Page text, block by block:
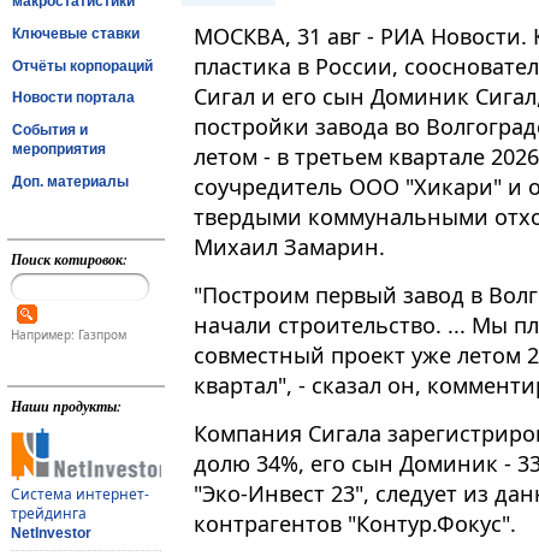
Ключевые ставки
Отчёты корпораций
Новости портала
События и
мероприятия
Доп. материалы
Поиск котировок:
Например: Газпром
Наши продукты:
Система интернет-
трейдинга
NetInvestor
МОСКВА, 31 авг - РИА Новости.
пластика в России,
Сигал и его сын Доминик
постройки завода во
летом - в третьем квартале
соучредитель ООО "Хикари" и
твердыми коммунальными
Михаил Замарин.
"Построим первый завод в
начали строительство. ... Мы
совместный проект уже летом
квартал", - сказал он,
Компания Сигала
долю 34%, его сын Доминик -
"Эко-Инвест 23", следует из
контрагентов "Контур.Фокус".